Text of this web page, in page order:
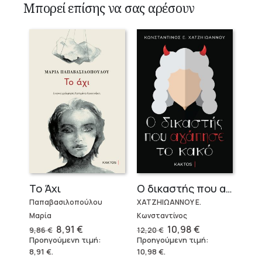
Μπορεί επίσης να σας αρέσουν
Το Άχι
Παπαβασιλοπούλου
Μαρία
9,86€ Original
price
was:
8,91 €Η
τρέχουσα
τιμή
Προηγούμενη τιμή:
8,91 €.
Ο δικαστής που αγάπησε το κακό
ΧΑΤΖΗΙΩΑΝΝΟΥ Ε.
Κωνσταντίνος
12,20€ Original
price
was:
10,98€Η
τρέχουσα
τιμή
Προηγούμενη τιμή:
10,98 €.